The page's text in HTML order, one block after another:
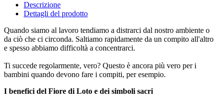
Descrizione
Dettagli del prodotto
Quando siamo al lavoro tendiamo a distrarci dal nostro ambiente o
da ciò che ci circonda. Saltiamo rapidamente da un compito all'altro
e spesso abbiamo difficoltà a concentrarci.
Ti succede regolarmente, vero? Questo è ancora più vero per i
bambini quando devono fare i compiti, per esempio.
I benefici del Fiore di Loto e dei simboli sacri